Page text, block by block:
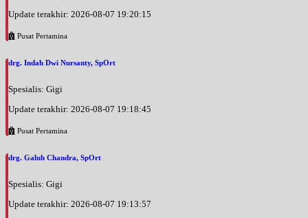
Update terakhir: 2026-08-07 19:20:15
Pusat Pertamina
drg. Indah Dwi Nursanty, SpOrt
Spesialis: Gigi
Update terakhir: 2026-08-07 19:18:45
Pusat Pertamina
drg. Galuh Chandra, SpOrt
Spesialis: Gigi
Update terakhir: 2026-08-07 19:13:57